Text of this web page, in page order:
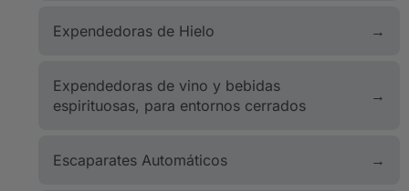
Expendedoras de Hielo
Expendedoras de vino y bebidas
espirituosas, para entornos cerrados
Escaparates Automáticos